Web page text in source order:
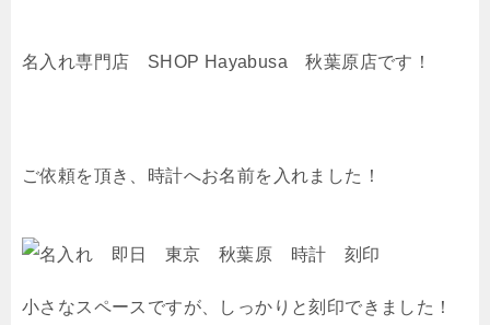
名入れ専門店 SHOP Hayabusa 秋葉原店です！
ご依頼を頂き、時計へお名前を入れました！
小さなスペースですが、しっかりと刻印できました！